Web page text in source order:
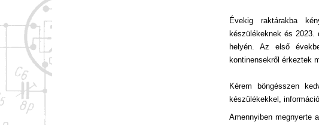
Évekig raktárakba
készülékeknek és
helyén. Az első
kontinensekről érkeztek
Kérem böngésszen
készülékekkel,
Amennyiben megnyerte